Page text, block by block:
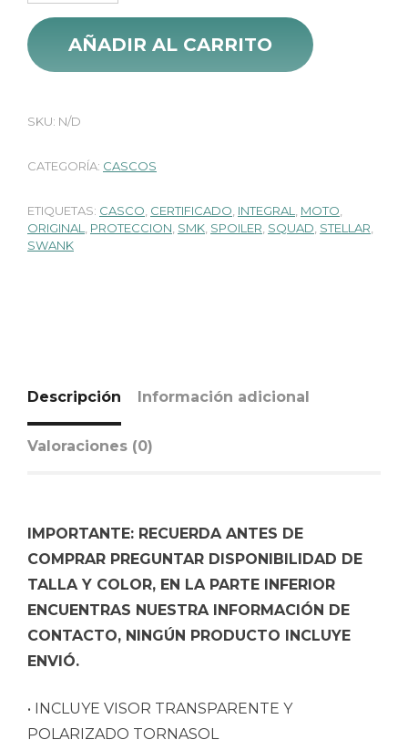
AÑADIR AL CARRITO
SKU: N/D
CATEGORÍA: CASCOS
ETIQUETAS: CASCO CERTIFICADO INTEGRAL MOTO
ORIGINAL
PROTECCION SMK SPOILER SQUAD STELLAR
SWANK
Descripción Información adicional
Valoraciones (0)
IMPORTANTE: RECUERDA ANTES DE
COMPRAR PREGUNTAR DISPONIBILIDAD DE
TALLA Y COLOR, EN LA PARTE INFERIOR
ENCUENTRAS NUESTRA INFORMACIÓN DE
CONTACTO, NINGÚN PRODUCTO INCLUYE
ENVIÓ.
• INCLUYE VISOR TRANSPARENTE Y
POLARIZADO TORNASOL